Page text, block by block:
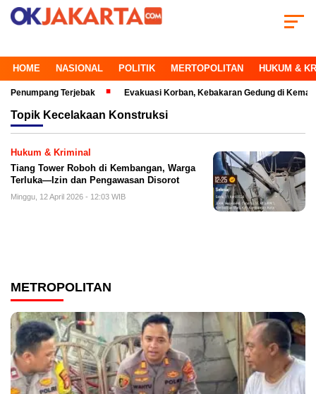
HOME NASIONAL POLITIK MERTOPOLITAN HUKUM &
Terjebak Evakuasi Korban, Kebakaran Gedung di Kemayoran
Topik Kecelakaan Konstruksi
Hukum & Kriminal
Tiang Tower Roboh di Kembangan, Warga
Terluka—Izin dan Pengawasan Disorot
Minggu, 12 April 2026 - 12:03 WIB
METROPOLITAN